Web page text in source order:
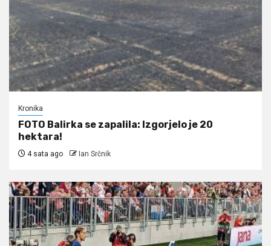
Kronika
FOTO Balirka se zapalila: Izgorjelo je 20
hektara!
4 sata ago Ian Srčnik